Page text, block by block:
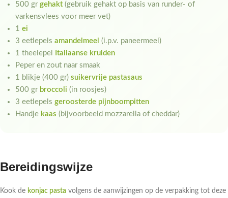
500 gr gehakt(gebruik gehakt op basis van runder- of
varkensvlees voor meer vet)
1 ei
3 eetlepels amandelmeel (i.p.v. paneermeel)
1 theelepel
Italiaanse kruiden
Peper en zout naar smaak
1 blikje (400 gr) suikervrije pastasaus
500 gr broccoli (in roosjes)
3 eetlepels geroosterde pijnboompitten
Handje kaas (bijvoorbeeld mozzarella of cheddar)
Bereidingswijze
Kook de konjac pasta volgens de aanwijzingen op de verpakking tot deze